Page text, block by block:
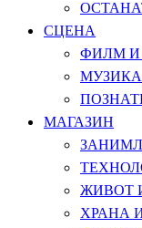
СЦЕНА
ФИЛМ И
МУЗИКА
МАГАЗИН
ЖИВОТ
ХРАНА